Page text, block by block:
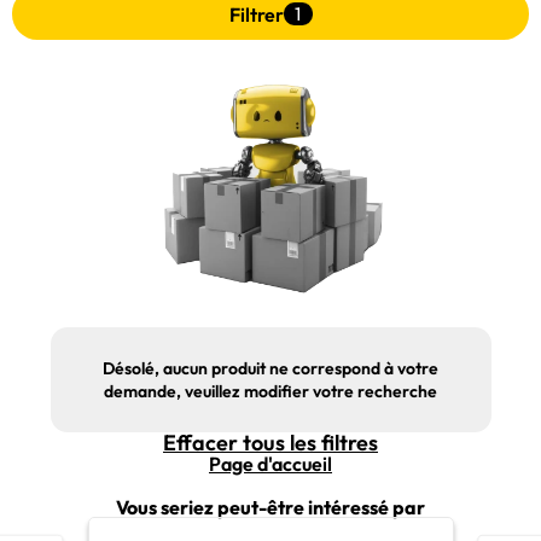
Filtrer 1
Désolé, aucun produit ne correspond à votre
demande, veuillez modifier votre recherche
Effacer tous les filtres
Page d'accueil
Vous seriez peut-être intéressé par